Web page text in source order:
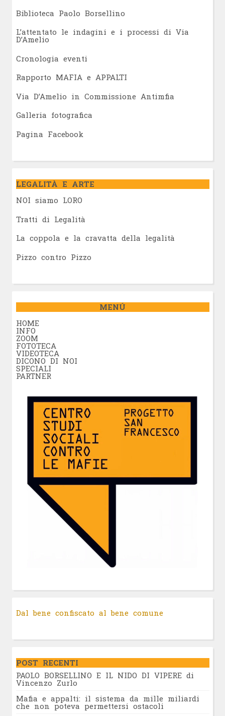
Biblioteca Paolo Borsellino
L’attentato le indagini e i processi di Via
D’Amelio
Cronologia eventi
Rapporto MAFIA e APPALTI
Via D’Amelio in Commissione Antimfia
Galleria fotografica
Pagina Facebook
LEGALITÀ E ARTE
NOI siamo LORO
Tratti di Legalità
La coppola e la cravatta della legalità
Pizzo contro Pizzo
MENÚ
HOME
INFO
ZOOM
FOTOTECA
VIDEOTECA
DICONO DI NOI
SPECIALI
PARTNER
Dal bene confiscato al bene comune
POST RECENTI
PAOLO BORSELLINO E IL NIDO DI VIPERE di
Vincenzo Zurlo
Mafia e appalti: il sistema da mille miliardi
che non poteva permettersi ostacoli